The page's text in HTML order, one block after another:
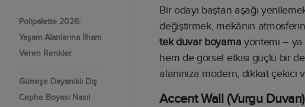
Polipalette 2026:
Yaşam Alanlarına İlham
Veren Renkler
Güneşe Dayanıklı Dış
Cephe Boyası Nasıl
Bir odayı baştan aşağı
değiştirmek, mekânın
tek duvar boyama yöntemi – ya
hem de görsel etkisi güçlü bir
alanınıza modern, dikkat çekici
Accent Wall (Vurgu